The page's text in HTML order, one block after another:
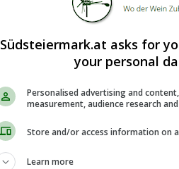
Südsteiermark.at asks for
your personal
Personalised advertising and
measurement, audience research
Store and/or access information on
Learn more